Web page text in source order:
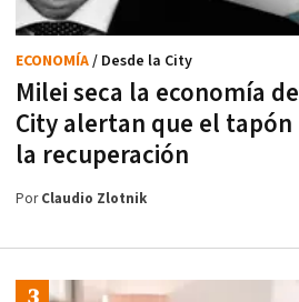
Milei seca la economía
City alertan que el
la recuperación
ECONOMÍA/ Desde la City
PorClaudio Zlotnik